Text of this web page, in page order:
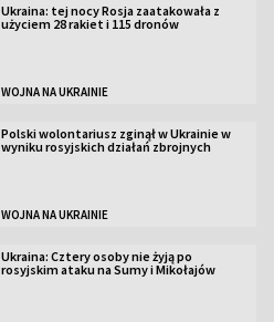
Ukraina: tej nocy Rosja zaatakowała z
użyciem 28 rakiet i 115 dronów
WOJNA NA UKRAINIE
Polski wolontariusz zginął w Ukrainie w
wyniku rosyjskich działań zbrojnych
WOJNA NA UKRAINIE
Ukraina: Cztery osoby nie żyją po
rosyjskim ataku na Sumy i Mikołajów